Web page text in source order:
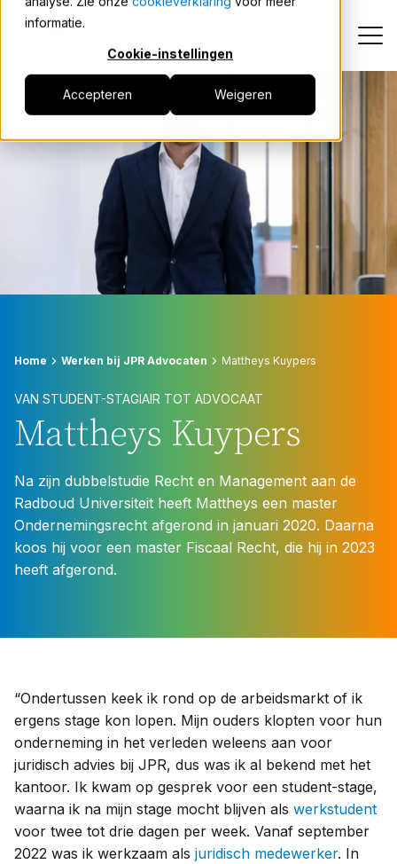
informatie.
Cookie-instellingen
Accepteren Weigeren
Carrièrepad
Medewerkers over JPR
Contact
Home Werken bij JPR Advocaten Mattheys Kuypers
VAN STUDENT-STAGIAIR TOT ADVOCAAT
Mattheys Kuypers
Na zijn dubbelstudie Recht en Management aan de
Radboud Universiteit heeft Mattheys een master
Ondernemingsrecht afgerond in januari 2020. Daarna
koos hij voor een master Fiscaal Recht, die hij in 2023
heeft afgerond.
“Ondertussen keek ik rond op de arbeidsmarkt of ik
ergens stage kon lopen. Mijn ouders klopten voor hun
onderneming in het verleden weleens aan voor
juridisch advies bij JPR, dus was ik al bekend met het
kantoor. Ik kwam op gesprek voor een student-stage,
waarna ik na mijn stage mocht blijven als werkstudent
voor twee tot drie dagen per week. Vanaf september
2022 was ik werkzaam als juridisch medewerker. In